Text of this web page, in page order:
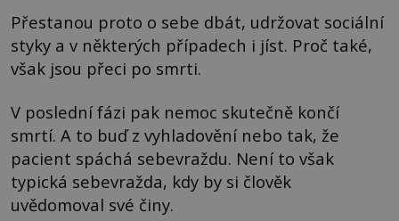
Přestanou proto o sebe dbát, udržovat sociální
styky a v některých případech i jíst. Proč také,
však jsou přeci po smrti.
V poslední fázi pak nemoc skutečně končí
smrtí. A to buď z vyhladovění nebo tak, že
pacient spáchá sebevraždu. Není to však
typická sebevražda, kdy by si člověk
uvědomoval své činy.